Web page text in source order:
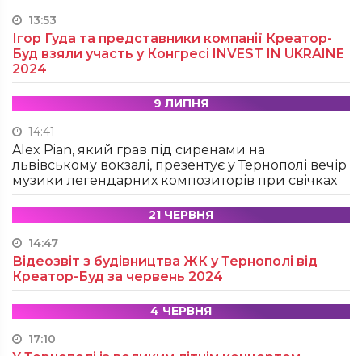
13:53
Ігор Гуда та представники компанії Креатор-
Буд взяли участь у Конгресі INVEST IN UKRAINE
2024
9 ЛИПНЯ
14:41
Alex Pian, який грав під сиренами на
львівському вокзалі, презентує у Тернополі вечір
музики легендарних композиторів при свічках
21 ЧЕРВНЯ
14:47
Відеозвіт з будівництва ЖК у Тернополі від
Креатор-Буд за червень 2024
4 ЧЕРВНЯ
17:10